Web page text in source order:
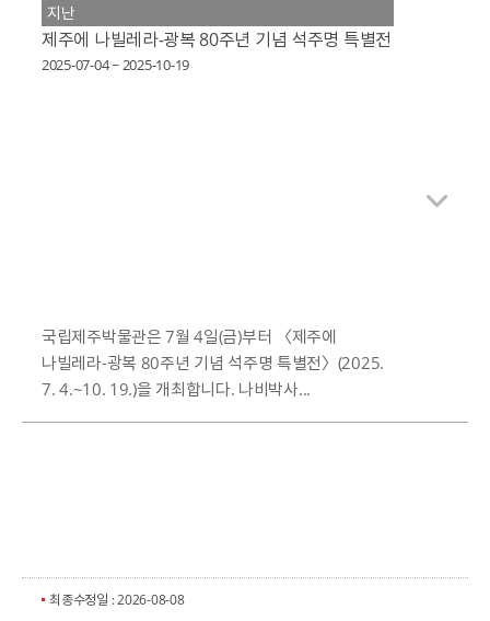
지난
제주에 나빌레라-광복 80주년 기념 석주명 특별전
2025-07-04 ~ 2025-10-19
국립제주박물관은 7월 4일(금)부터 〈제주에
나빌레라-광복 80주년 기념 석주명 특별전〉(2025.
7. 4.~10. 19.)을 개최합니다. 나비박사...
최종수정일 : 2026-08-08